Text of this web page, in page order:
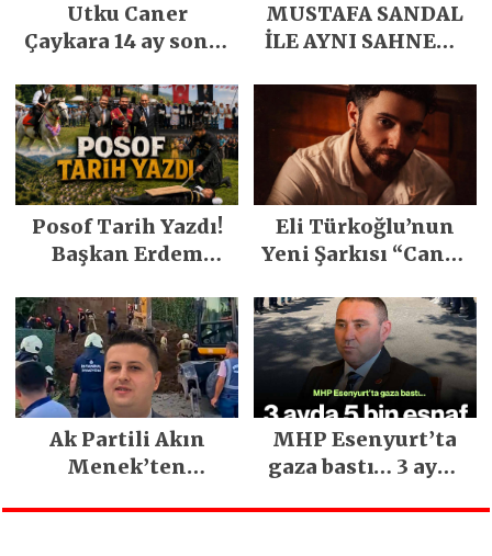
Utku Caner
Çaykara 14 ay sonra
kavuştu
MUSTAFA SANDAL
İLE AYNI SAHNEDE
Posof Tarih Yazdı!
Başkan Erdem
Emeğiyle Son
Yılların En Büyük
Festivali
Gerçekleşti
Eli Türkoğlu’nun
Yeni Şarkısı “Canın
İlgi Gördü!..
Ak Partili Akın
Menek’ten
MHP Esenyurt’ta
gaza bastı… 3 ayda